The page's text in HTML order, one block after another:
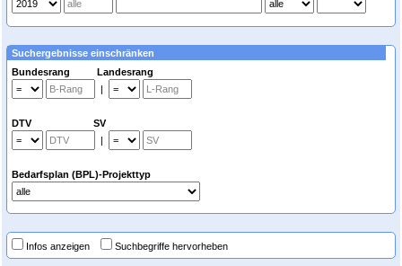
Suchergebnisse einschränken
Bundesrang Landesrang
|
DTV SV
|
Bedarfsplan (BPL)-Projekttyp
Infos anzeigen Suchbegriffe hervorheben